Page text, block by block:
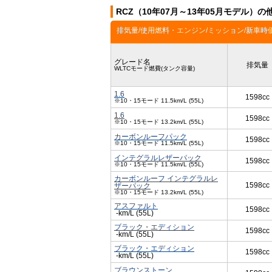
RCZ（10年07月～13年05月モデル）の
排気量/使用燃料・エンジン/ミッション/新車時
グレード名
WLTCモード燃費(タンク容量) 排気量
1.6
※10・15モード 11.5km/L (55L) 1598cc
1.6
※10・15モード 13.2km/L (55L) 1598cc
カーボンルーフパック
※10・15モード 11.5km/L (55L) 1598cc
インテグラルレザーパック
※10・15モード 11.5km/L (55L) 1598cc
カーボンルーフ インテグラルレ
ザーパック
※10・15モード 13.2km/L (55L)
1598cc
アスファルト
-km/L (55L)
1598cc
ブラック・エディション
-km/L (55L)
1598cc
ブラック・エディション
-km/L (55L)
1598cc